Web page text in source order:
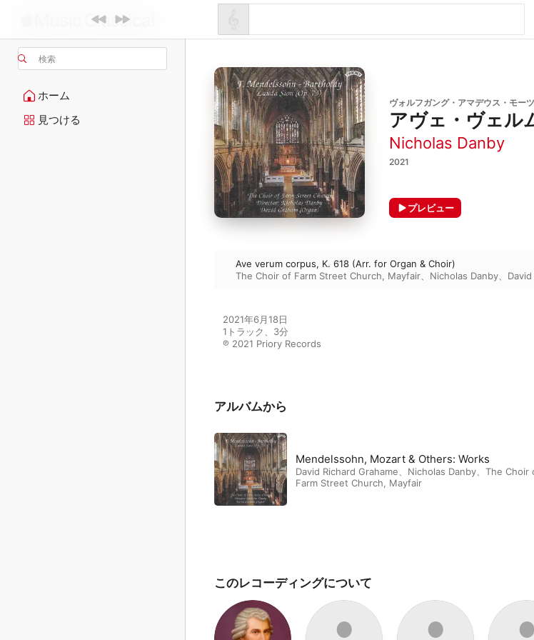
検索
ホーム
見つける
ヴォルフガング・アマデウス・モー
アヴェ・ヴェル
Nicholas Danby
2021
プレビュー
Ave verum corpus, K. 618 (Arr. for Organ & Choir)
The Choir of Farm Street Church, Mayfair
Nicholas Danby
2021年6月18日
1トラック、3分
℗ 2021 Priory Records
アルバムから
Mendelssohn, Mozart & Others: Works
David Richard Grahame Nicholas Danby
The Choir
Farm Street Church, Mayfair
このレコーディングについて